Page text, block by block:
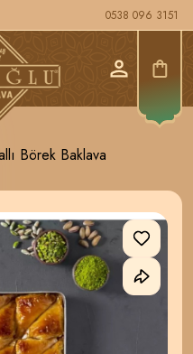
0538 096 3151
Börek Baklava